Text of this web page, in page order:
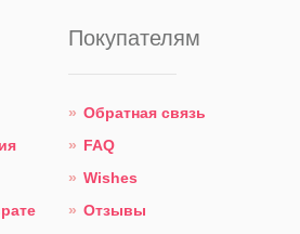
Покупателям
Обратная связь
FAQ
Wishes
Отзывы